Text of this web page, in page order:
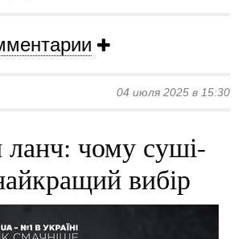
04 июля 2025 в 15:30
ланч: чому суші-
вибір